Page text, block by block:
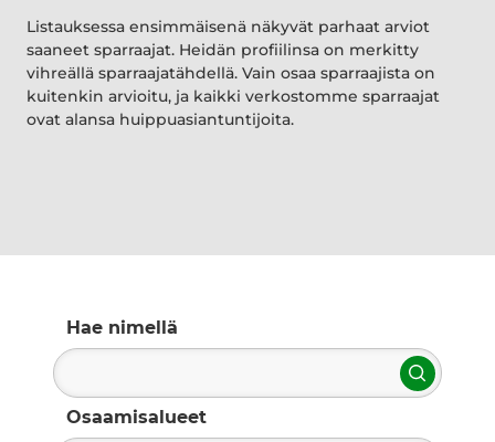
Listauksessa ensimmäisenä näkyvät parhaat arviot
saaneet sparraajat. Heidän profiilinsa on merkitty
vihreällä sparraajatähdellä. Vain osaa sparraajista on
kuitenkin arvioitu, ja kaikki verkostomme sparraajat
ovat alansa huippuasiantuntijoita.
Hae nimellä
Hae
Osaamisalueet